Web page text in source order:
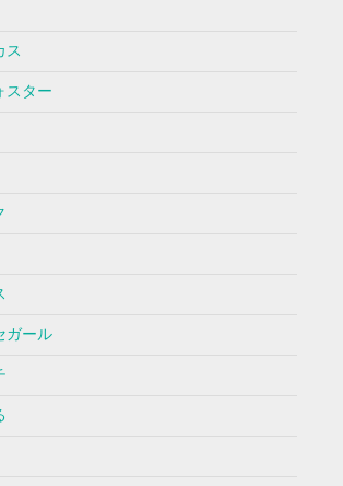
ス
スター
ガール